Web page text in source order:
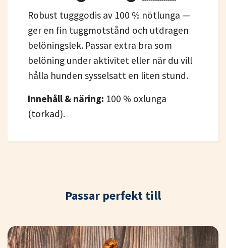
Robust tugggodis av 100 % nötlunga —
ger en fin tuggmotstånd och utdragen
belöningslek. Passar extra bra som
belöning under aktivitet eller när du vill
hålla hunden sysselsatt en liten stund.
Innehåll & näring: 100 % oxlunga
(torkad).